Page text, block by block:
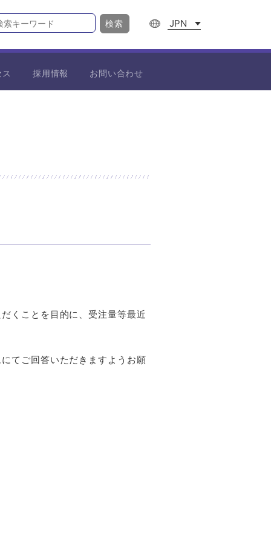
検索 JPN
採用情報 お問い合わせ
くことを目的に、受注量等最近
てご回答いただきますようお願